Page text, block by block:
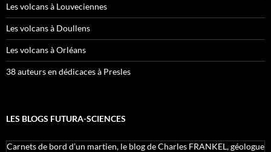
Les volcans à Louveciennes
Les volcans à Doullens
Les volcans à Orléans
38 auteurs en dédicaces à Presles
LES BLOGS FUTURA-SCIENCES
Carnets de bord d’un martien, le blog de Charles FRANKEL, géologue